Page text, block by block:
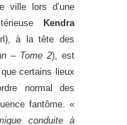
ville lors d’une
Kendra
à la tête des
– Tome 2), est
certains lieux
normal des
fantôme. «
conduite à